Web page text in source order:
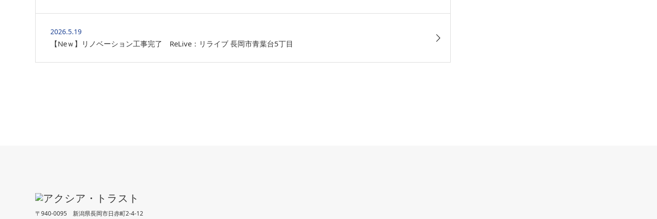
2026.5.19
【Neｗ】リノベーション工事完了 ReLive：リライブ 長岡市青葉台5丁目
〒940-0095 新潟県長岡市日赤町2-4-12